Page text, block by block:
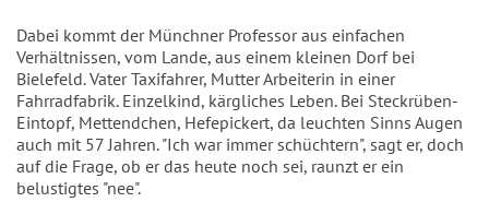
Dabei kommt der Münchner Professor aus einfachen
Verhältnissen, vom Lande, aus einem kleinen Dorf bei
Bielefeld. Vater Taxifahrer, Mutter Arbeiterin in einer
Fahrradfabrik. Einzelkind, kärgliches Leben. Bei Steckrüben-
Eintopf, Mettendchen, Hefepickert, da leuchten Sinns Augen
auch mit 57 Jahren. "Ich war immer schüchtern", sagt er, doch
auf die Frage, ob er das heute noch sei, raunzt er ein
belustigtes "nee".